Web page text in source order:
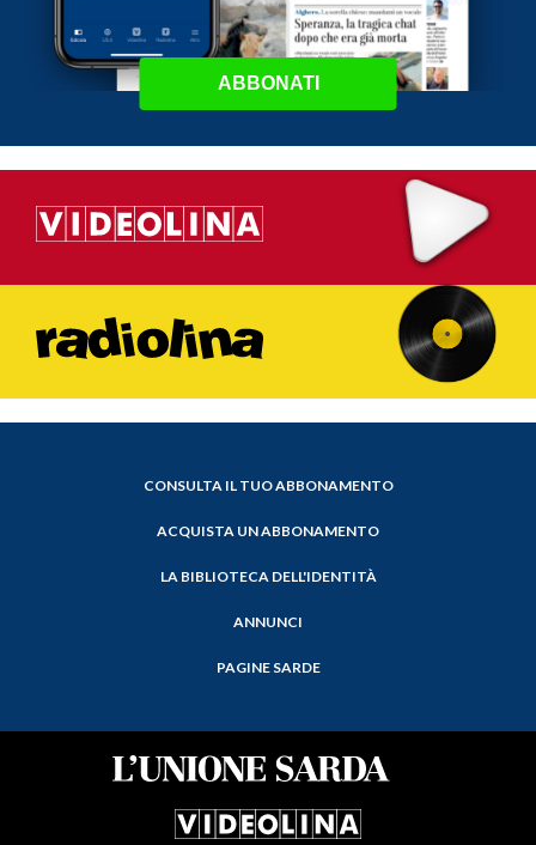
ABBONATI
CONSULTA IL TUO ABBONAMENTO
ACQUISTA UN ABBONAMENTO
LA BIBLIOTECA DELL'IDENTITÀ
ANNUNCI
PAGINE SARDE